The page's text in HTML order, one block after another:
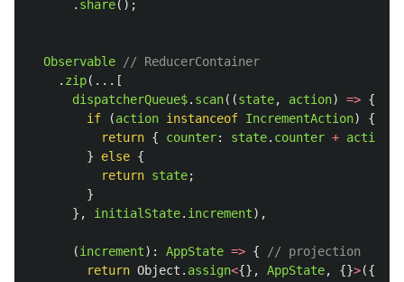
. share();
Observable
// ReducerContainer
. zip(...[
dispatcherQueue$. scan((state, action) => {
if
(action instanceof IncrementAction)
{
return { counter: state. counter + action
}
else {
return state;
}
},
initialState. increment),
(increment): AppState => {
// projection
return Object . assign<{}, AppState, {}>({},